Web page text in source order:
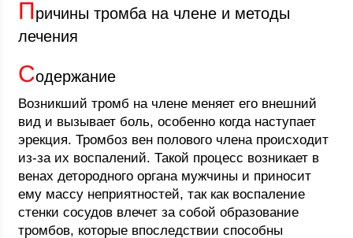
Причины тромба на члене и методы
лечения
Содержание
Возникший тромб на члене меняет его внешний
вид и вызывает боль, особенно когда наступает
эрекция. Тромбоз вен полового члена происходит
из-за их воспалений. Такой процесс возникает в
венах детородного органа мужчины и приносит
ему массу неприятностей, так как воспаление
стенки сосудов влечет за собой образование
тромбов, которые впоследствии способны